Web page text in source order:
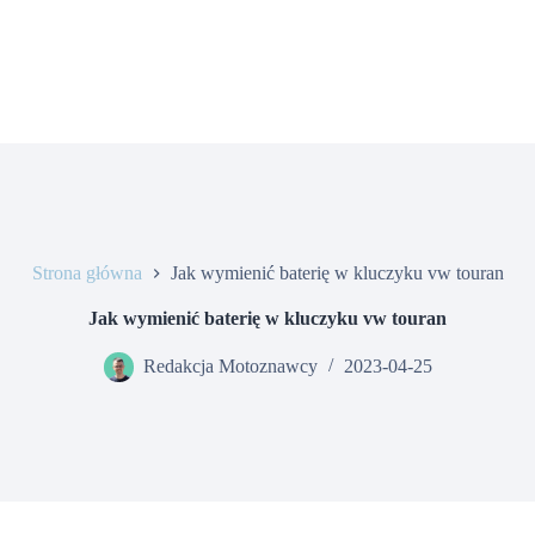
Strona główna Jak wymienić baterię w kluczyku vw touran
Jak wymienić baterię w kluczyku vw touran
Redakcja Motoznawcy 2023-04-25